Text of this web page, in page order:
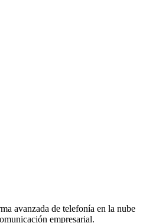
avanzada de telefonía en la nube
empresarial.